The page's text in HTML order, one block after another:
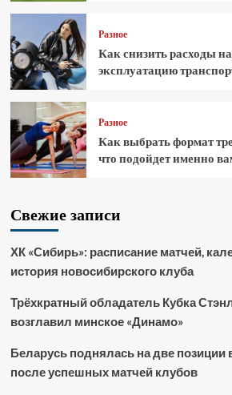
Разное
Как снизить расходы
эксплуатацию
Разное
Как выбрать формат
что подойдет именно
Свежие записи
ХК «Сибирь»: расписание матчей,
история новосибирского клуба
Трёхкратный обладатель Кубка
возглавил минское «Динамо»
Беларусь поднялась на две позиции
после успешных матчей клубов